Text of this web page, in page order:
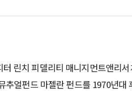
린치 피델리티 매니지먼트앤리
추얼펀드 마젤란 펀드를 1970년대